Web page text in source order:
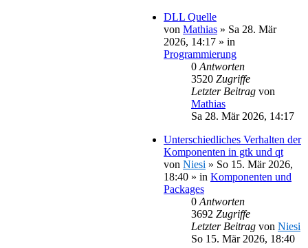
DLL Quelle
von Mathias » Sa 28. Mär
2026, 14:17 » in
Programmierung
0 Antworten
3520 Zugriffe
Letzter Beitrag von
Mathias
Sa 28. Mär 2026, 14:17
Unterschiedliches Verhalten der
Komponenten in gtk und qt
von Niesi » So 15. Mär 2026,
18:40 » in Komponenten und
Packages
0 Antworten
3692 Zugriffe
Letzter Beitrag von Niesi
So 15. Mär 2026, 18:40